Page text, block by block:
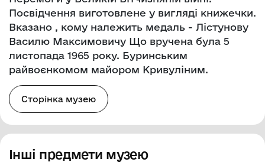
Посвідчення виготовлене у вигляді книжечки.
Вказано , кому належить медаль - Лістунову
Василю Максимовичу Що вручена була 5
листопада 1965 року. Буринським
райвоєнкомом майором Кривуліним.
Сторінка музею
Інші предмети музею